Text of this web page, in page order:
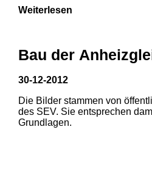
1
Weiterlesen
Bau der
30-12-2012
Die Bilder stammen von
des SEV. Sie entsprechen
Grundlagen.